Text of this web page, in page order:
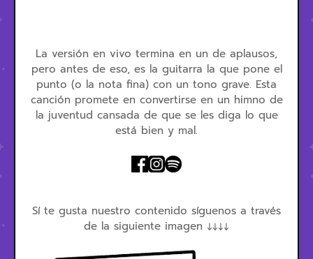
La versión en vivo termina en un de aplausos,
pero antes de eso, es la guitarra la que pone el
punto (o la nota fina) con un tono grave. Esta
canción promete en convertirse en un himno de
la juventud cansada de que se les diga lo que
está bien y mal.
Sí te gusta nuestro contenido síguenos a través
de la siguiente imagen ↓↓↓↓